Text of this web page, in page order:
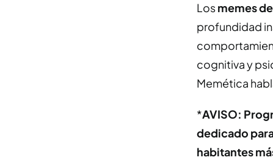
Losmemes
profundidad
cognitiva y
Memética
*AVISO:
dedicado
habitantes